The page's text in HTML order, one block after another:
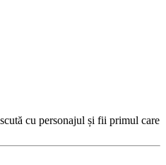
cu personajul și fii primul care